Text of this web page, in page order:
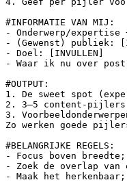
#INFORMATIE VAN MIJ:
- Onderwerp/expertise
- (Gewenst) publiek:
- Doel: [INVULLEN]
- Waar ik nu over post:
#OUTPUT:
1. De sweet spot
2. 3–5 content-pijlers
3.
Zo werken goede
#BELANGRIJKE REGELS:
- Focus boven
- Zoek de overlap
- Maak het